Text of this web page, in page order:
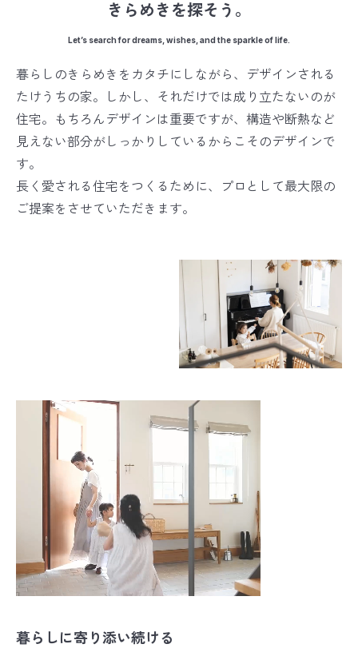
きらめきを探そう。
Let’s search for dreams, wishes, and the sparkle of life.
暮らしのきらめきをカタチにしながら、 デザインされる
たけうちの家。
しかし、それだけでは成り立たないのが
住宅。 もちろんデザインは重要ですが、構造や断熱など
見えない部分がしっかりしているからこそのデザインで
す。
長く愛される住宅をつくるために、
プロとして最大限の
ご提案をさせていただきます。
暮らしに寄り添い続ける